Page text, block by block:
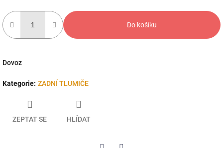
Do košíku
Dovoz
Kategorie: ZADNÍ TLUMIČE
ZEPTAT SE HLÍDAT